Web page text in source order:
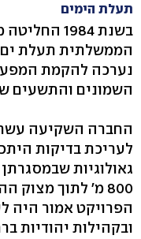
תעלת הימים
בשנת
הממשלתית תעלת ים
נערכה להקמת
השמונים והתשעים
החברה השקיעה
לעריכת בדיקות
גאולוגיות
800 מ' לתוך
הפרויקט אמור היה
ובקהילות יהודיות